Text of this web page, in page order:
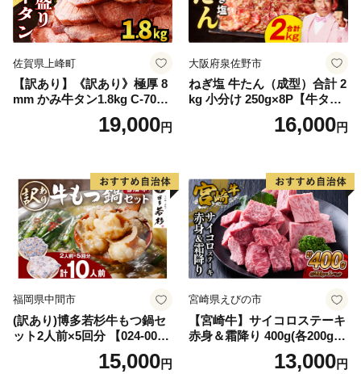
佐賀県上峰町
【訳あり】《訳あり》極厚 8
mm かみ牛タン1.8kg C-709-
19,000円
大阪府泉佐野市
ねぎ塩 牛たん（成型）合計 2
kg 小分け 250g×8P【牛タン
牛肉 焼肉用 薄切り 訳あり サ
16,000円
福岡県中間市
(訳あり)博多若杉牛もつ鍋セ
ット2人前×5回分 【024-002
15,000円
宮崎県えびの市
【宮崎牛】サイコロステーキ
赤身＆霜降り 400g(各200g×
１P 計2P) 真空パック 冷凍
13,000円